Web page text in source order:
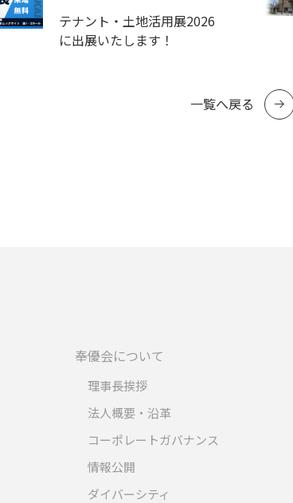
テナント・土地活用展2026
に出展いたします！
一覧へ戻る
奉優会について
理事長挨拶
法人概要・沿革
コーポレートガバナンス
情報公開
ダイバーシティ